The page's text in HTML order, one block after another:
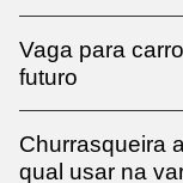
Vaga para
futuro
Churrasqueira
qual usar na